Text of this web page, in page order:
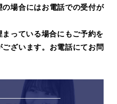
場合にはお電話での受付が
っている場合にもご予約を
ざいます。お電話にてお問